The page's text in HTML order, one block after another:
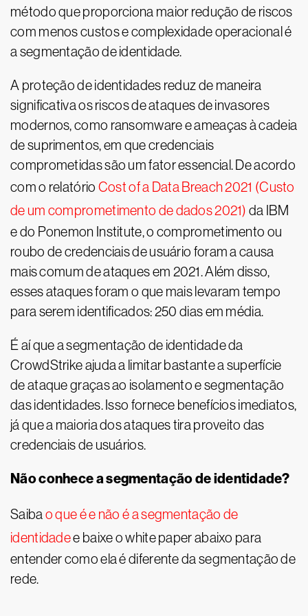
método que proporciona maior redução de riscos
com menos custos e complexidade operacional é
a segmentação de identidade.
A proteção de identidades reduz de maneira
significativa os riscos de ataques de invasores
modernos, como ransomware e ameaças à cadeia
de suprimentos, em que credenciais
comprometidas são um fator essencial. De acordo
com o relatório Cost of a Data Breach 2021 (Custo
de um comprometimento de dados 2021) da IBM
e do Ponemon Institute, o comprometimento ou
roubo de credenciais de usuário foram a causa
mais comum de ataques em 2021. Além disso,
esses ataques foram o que mais levaram tempo
para serem identificados: 250 dias em média.
É aí que a segmentação de identidade da
CrowdStrike ajuda a limitar bastante a superfície
de ataque graças ao isolamento e segmentação
das identidades. Isso fornece benefícios imediatos,
já que a maioria dos ataques tira proveito das
credenciais de usuários.
Não conhece a segmentação de identidade?
Saiba o que é e não é a segmentação de
identidadee baixe o white paper abaixo para
entender como ela é diferente da segmentação de
rede.